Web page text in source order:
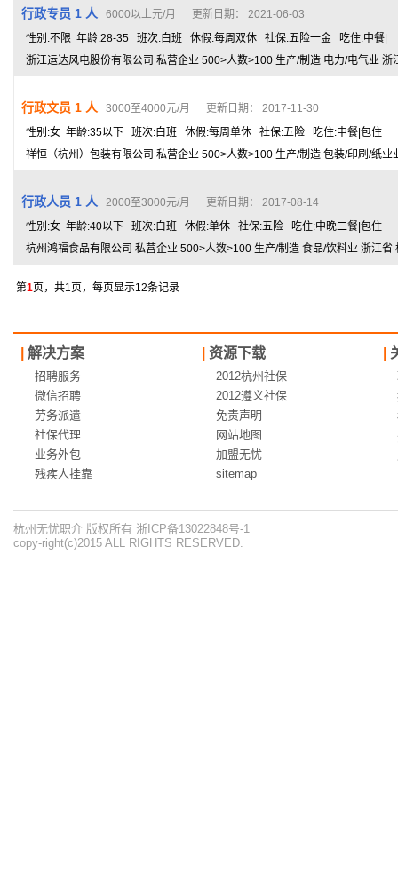
行政专员 1 人
6000以上元/月 更新日期： 2021-06-03
性别:不限 年龄:28-35 班次:白班 休假:每周双休 社保:五险一金 吃住:中餐|
浙江运达风电股份有限公司 私营企业 500>人数>100 生产/制造 电力/电气业 浙
行政文员 1 人
3000至4000元/月 更新日期： 2017-11-30
性别:女 年龄:35以下 班次:白班 休假:每周单休 社保:五险 吃住:中餐|包住
祥恒（杭州）包装有限公司 私营企业 500>人数>100 生产/制造 包装/印刷/纸业
行政人员 1 人
2000至3000元/月 更新日期： 2017-08-14
性别:女 年龄:40以下 班次:白班 休假:单休 社保:五险 吃住:中晚二餐|包住
杭州鸿福食品有限公司 私营企业 500>人数>100 生产/制造 食品/饮料业 浙江省
第1页，共1页，每页显示12条记录
解决方案 资源下载
招聘服务
微信招聘
劳务派遣
社保代理
业务外包
残疾人挂靠
2012杭州社保
2012遵义社保
免责声明
网站地图
加盟无忧
sitemap
杭州无忧职介 版权所有 浙ICP备13022848号-1
copy-right(c)2015 ALL RIGHTS RESERVED.